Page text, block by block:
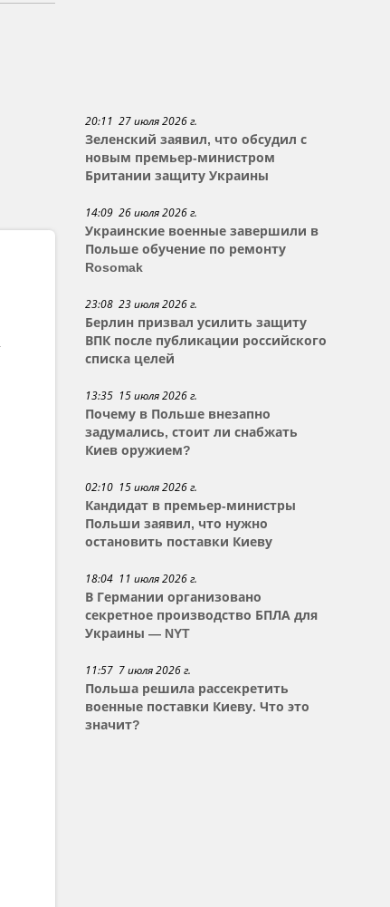
20:11 27 июля 2026 г.
Зеленский заявил, что обсудил с
новым премьер-министром
Британии защиту Украины
14:09 26 июля 2026 г.
Украинские военные завершили в
Польше обучение по ремонту
Rosomak
23:08 23 июля 2026 г.
Берлин призвал усилить защиту
ВПК после публикации российского
списка целей
13:35 15 июля 2026 г.
Почему в Польше внезапно
задумались, стоит ли снабжать
Киев оружием?
02:10 15 июля 2026 г.
Кандидат в премьер-министры
Польши заявил, что нужно
остановить поставки Киеву
18:04 11 июля 2026 г.
В Германии организовано
секретное производство БПЛА для
Украины — NYT
11:57 7 июля 2026 г.
Польша решила рассекретить
военные поставки Киеву. Что это
значит?